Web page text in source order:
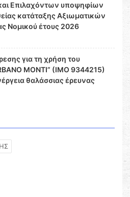
Επιλαχόντων υποψηφίων
κατάταξης Αξιωματικών
Νομικού έτους 2026
για τη χρήση του
MONTI” (IMO 9344215)
θαλάσσιας έρευνας